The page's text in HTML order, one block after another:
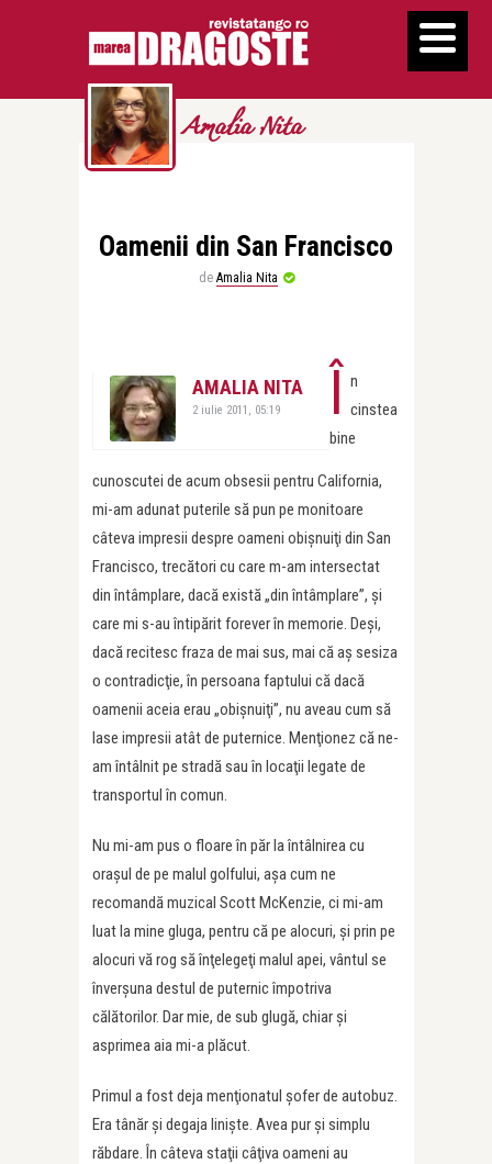
Amalia Nita
Oamenii din San Francisco
de Amalia Nita
AMALIA NITA
2 iulie 2011, 05:19 Î n
cinstea
bine
cunoscutei de acum obsesii pentru California,
mi-am adunat puterile să pun pe monitoare
câteva impresii despre oameni obişnuiţi din San
Francisco, trecători cu care m-am intersectat
din întâmplare, dacă există „din întâmplare”, şi
care mi s-au întipărit forever în memorie. Deşi,
dacă recitesc fraza de mai sus, mai că aş sesiza
o contradicţie, în persoana faptului că dacă
oamenii aceia erau „obişnuiţi”, nu aveau cum să
lase impresii atât de puternice. Menţionez că ne-
am întâlnit pe stradă sau în locaţii legate de
transportul în comun.
Nu mi-am pus o floare în păr la întâlnirea cu
oraşul de pe malul golfului, aşa cum ne
recomandă muzical Scott McKenzie, ci mi-am
luat la mine gluga, pentru că pe alocuri, şi prin pe
alocuri vă rog să înţelegeţi malul apei, vântul se
înverşuna destul de puternic împotriva
călătorilor. Dar mie, de sub glugă, chiar şi
asprimea aia mi-a plăcut.
Primul a fost deja menţionatul şofer de autobuz.
Era tânăr şi degaja linişte. Avea pur şi simplu
răbdare. În câteva staţii câţiva oameni au